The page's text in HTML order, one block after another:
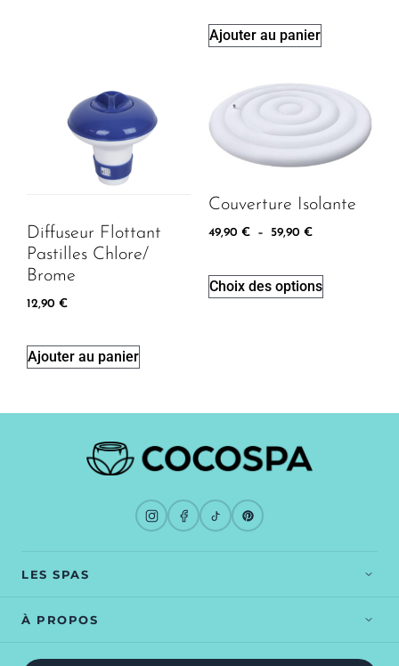
Ajouter au panier
Diffuseur Flottant
Pastilles Chlore/
Brome
12,90 €
Ajouter au panier
Couverture Isolante
49,90 € – 59,90 €
Choix des options
LES SPAS
Spa Helsinki
À PROPOS